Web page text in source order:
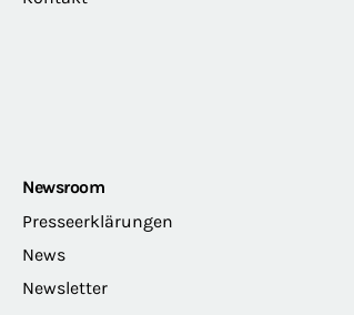
Newsroom
Presseerklärungen
News
Newsletter